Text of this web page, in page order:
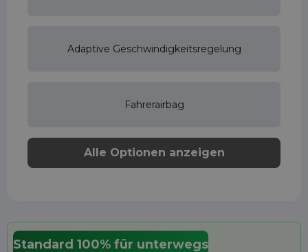
Adaptive Geschwindigkeitsregelung
Fahrerairbag
Alle Optionen anzeigen
Standard 100% für unterwegs